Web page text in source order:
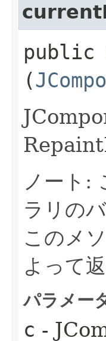
(
ノート:
ラリの
このメ
よって
パラメー
c -